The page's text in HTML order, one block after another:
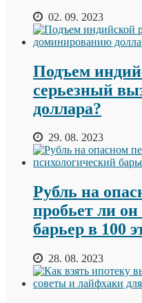
02. 09. 2023
Подъем
серьезный
доллара?
29. 08. 2023
Рубль на
пробьет ли
барьер в 100
28. 08. 2023